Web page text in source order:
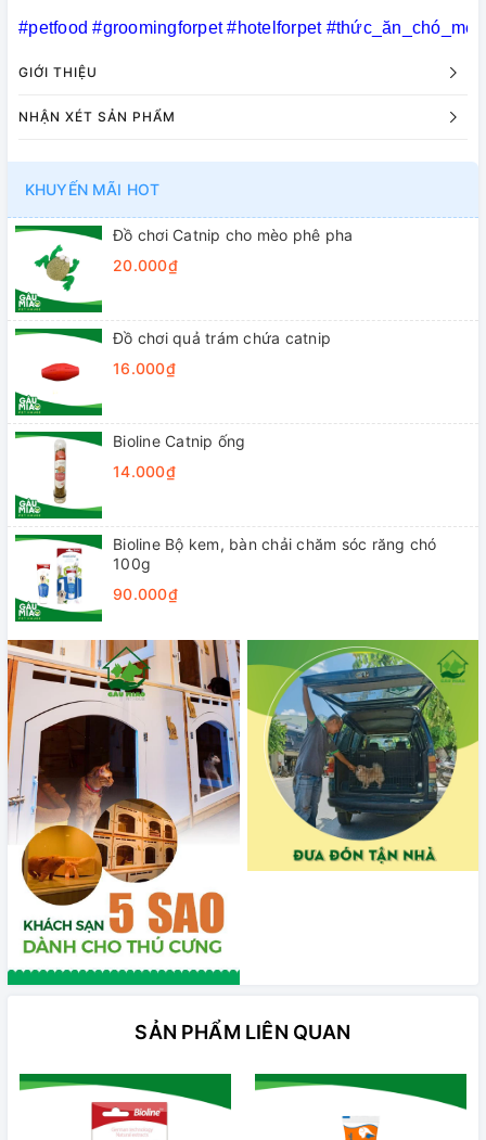
#petfood #groomingforpet #hotelforpet #thức_ăn_chó_mèo
GIỚI THIỆU
NHẬN XÉT SẢN PHẨM
KHUYẾN MÃI HOT
Đồ chơi Catnip cho mèo phê pha
20.000₫
Đồ chơi quả trám chứa catnip
16.000₫
Bioline Catnip ống
14.000₫
Bioline Bộ kem, bàn chải chăm sóc răng chó
100g
90.000₫
SẢN PHẨM LIÊN QUAN